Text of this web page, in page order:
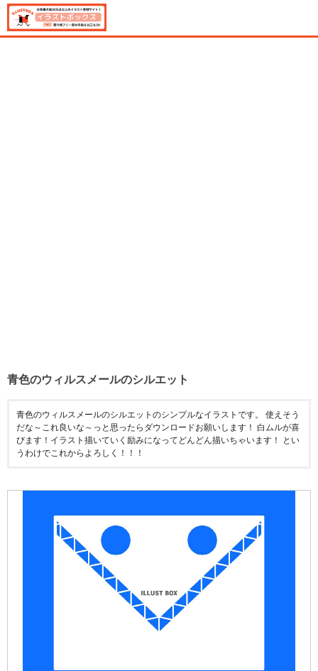
青色のウィルスメールのシルエット
青色のウィルスメールのシルエットのシンプルなイラストです。 使えそう
だな～これ良いな～っと思ったらダウンロードお願いします！ 白ムルが喜
びます！イラスト描いていく励みになってどんどん描いちゃいます！ とい
うわけでこれからよろしく！！！